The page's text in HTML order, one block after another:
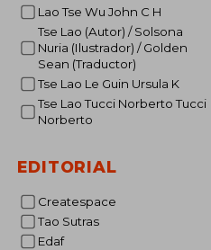
Lao Tse Wu John C H
Tse Lao (Autor) / Solsona
Nuria (Ilustrador) / Golden
Sean (Traductor)
Tse Lao Le Guin Ursula K
Tse Lao Tucci Norberto Tucci
Norberto
EDITORIAL
Createspace
Tao Sutras
Edaf